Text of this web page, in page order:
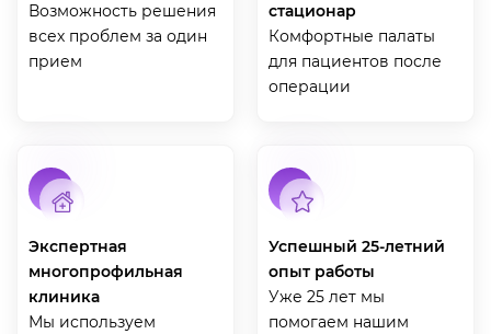
Возможность решения
всех проблем за один
прием
стационар
Комфортные палаты
для пациентов после
операции
Экспертная
многопрофильная
клиника
Мы используем
Успешный 25-летний
опыт работы
Уже 25 лет мы
помогаем нашим